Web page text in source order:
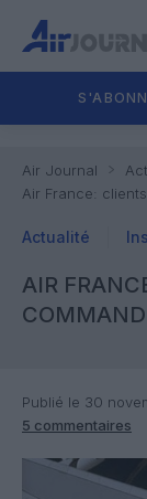
Air Journal
Air France:
Actualité
AIR
Publié le 30
5 commentaires